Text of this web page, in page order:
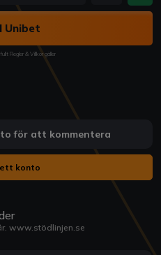
Unibet
Regler & Villkor gäller
för att kommentera
konto
www.stödlinjen.se